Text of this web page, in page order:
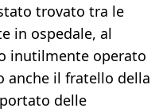
trovato tra le
in ospedale, al
inutilmente operato
anche il fratello della
delle